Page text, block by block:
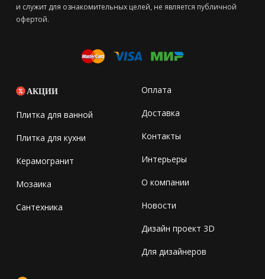
и служит для ознакомительных целей, не является публичной
офертой.
АКЦИИ
Плитка для ванной
Плитка для кухни
Керамогранит
Мозаика
Сантехника
Оплата
Доставка
Контакты
Интерьеры
О компании
Новости
Дизайн проект 3D
Для дизайнеров